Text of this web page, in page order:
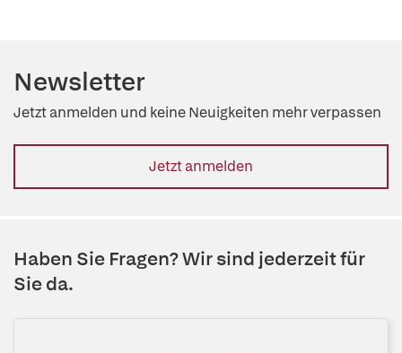
Newsletter
Jetzt anmelden und keine Neuigkeiten mehr verpassen
Jetzt anmelden
Haben Sie Fragen? Wir sind jederzeit für
Sie da.